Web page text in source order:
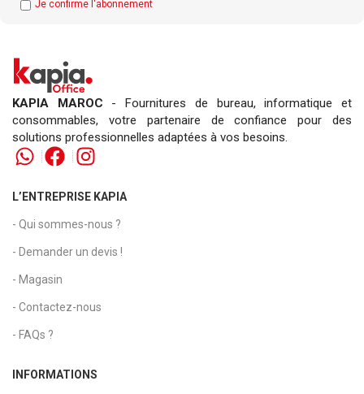
Je confirme l'abonnement
KAPIA MAROC - Fournitures de bureau, informatique et
consommables, votre partenaire de confiance pour des
solutions professionnelles adaptées à vos besoins.
L’ENTREPRISE KAPIA
- Qui sommes-nous ?
- Demander un devis !
- Magasin
- Contactez-nous
- FAQs ?
INFORMATIONS